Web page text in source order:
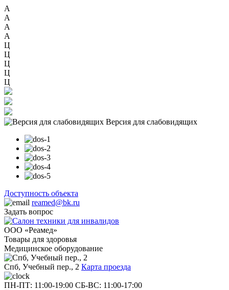
А
А
А
А
Ц
Ц
Ц
Ц
Ц
Версия для слабовидящих
Доступность объекта
reamed@bk.ru
Задать вопрос
ООО «Реамед»
Товары для здоровья
Медицинское оборудование
Спб, Учебный пер., 2 Карта проезда
ПН-ПТ: 11:00-19:00 СБ-ВС: 11:00-17:00